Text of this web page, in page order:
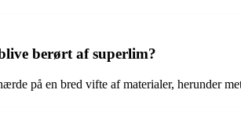
berørt af superlim?
på en bred vifte af materialer, herunder